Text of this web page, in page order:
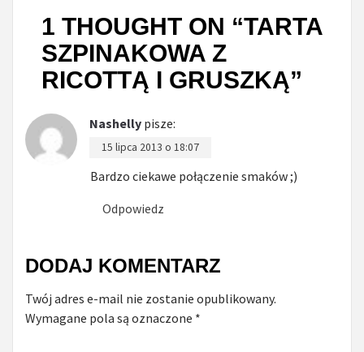
1 THOUGHT ON “TARTA
SZPINAKOWA Z
RICOTTĄ I GRUSZKĄ”
Nashelly pisze:
15 lipca 2013 o 18:07
Bardzo ciekawe połączenie smaków ;)
Odpowiedz
DODAJ KOMENTARZ
Twój adres e-mail nie zostanie opublikowany.
Wymagane pola są oznaczone *